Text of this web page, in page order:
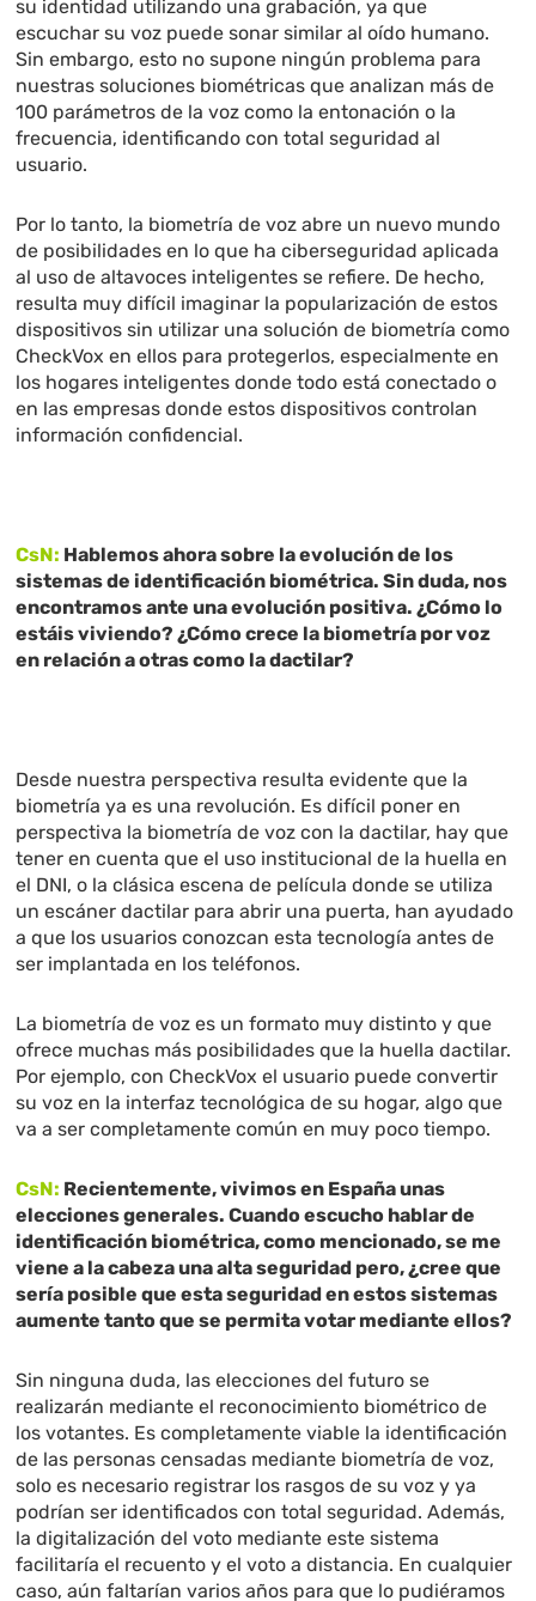
su identidad utilizando una grabación, ya que
escuchar su voz puede sonar similar al oído humano.
Sin embargo, esto no supone ningún problema para
nuestras soluciones biométricas que analizan más de
100 parámetros de la voz como la entonación o la
frecuencia, identificando con total seguridad al
usuario.
Por lo tanto, la biometría de voz abre un nuevo mundo
de posibilidades en lo que ha ciberseguridad aplicada
al uso de altavoces inteligentes se refiere. De hecho,
resulta muy difícil imaginar la popularización de estos
dispositivos sin utilizar una solución de biometría como
CheckVox en ellos para protegerlos, especialmente en
los hogares inteligentes donde todo está conectado o
en las empresas donde estos dispositivos controlan
información confidencial.
CsN: Hablemos ahora sobre la evolución de los
sistemas de identificación biométrica. Sin duda, nos
encontramos ante una evolución positiva. ¿Cómo lo
estáis viviendo? ¿Cómo crece la biometría por voz
en relación a otras como la dactilar?
Desde nuestra perspectiva resulta evidente que la
biometría ya es una revolución. Es difícil poner en
perspectiva la biometría de voz con la dactilar, hay que
tener en cuenta que el uso institucional de la huella en
el DNI, o la clásica escena de película donde se utiliza
un escáner dactilar para abrir una puerta, han ayudado
a que los usuarios conozcan esta tecnología antes de
ser implantada en los teléfonos.
La biometría de voz es un formato muy distinto y que
ofrece muchas más posibilidades que la huella dactilar.
Por ejemplo, con CheckVox el usuario puede convertir
su voz en la interfaz tecnológica de su hogar, algo que
va a ser completamente común en muy poco tiempo.
CsN: Recientemente, vivimos en España unas
elecciones generales. Cuando escucho hablar de
identificación biométrica, como mencionado, se me
viene a la cabeza una alta seguridad pero, ¿cree que
sería posible que esta seguridad en estos sistemas
aumente tanto que se permita votar mediante ellos?
Sin ninguna duda, las elecciones del futuro se
realizarán mediante el reconocimiento biométrico de
los votantes. Es completamente viable la identificación
de las personas censadas mediante biometría de voz,
solo es necesario registrar los rasgos de su voz y ya
podrían ser identificados con total seguridad. Además,
la digitalización del voto mediante este sistema
facilitaría el recuento y el voto a distancia. En cualquier
caso, aún faltarían varios años para que lo pudiéramos